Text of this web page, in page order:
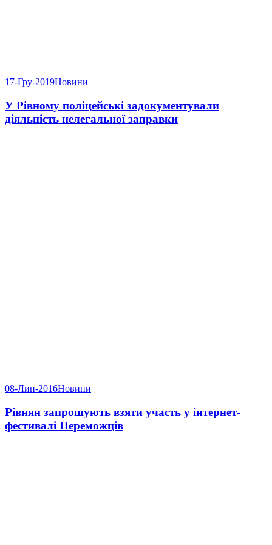
17-Гру-2019Новини
У Рівному поліцейські задокументували
діяльність нелегальної заправки
08-Лип-2016Новини
Рівнян запрошують взяти участь у інтернет-
фестивалі Переможців